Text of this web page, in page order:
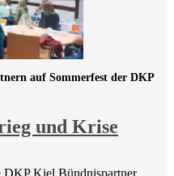
und Krise
auf Sommerfest der DKP